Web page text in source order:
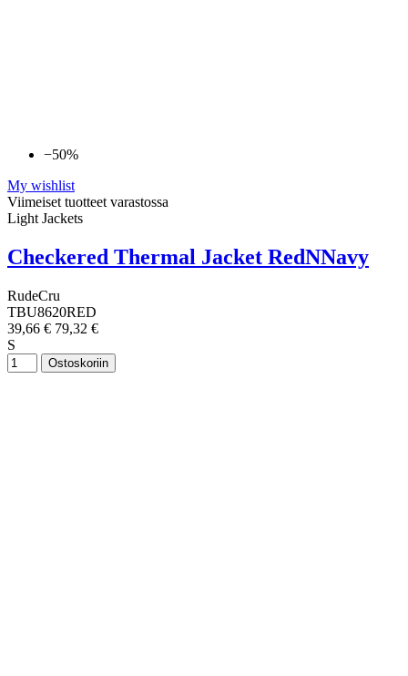
−50%
My wishlist
Viimeiset tuotteet varastossa
Light Jackets
Checkered Thermal Jacket RedNNavy
RudeCru
TBU8620RED
39,66 € 79,32 €
S
Ostoskoriin